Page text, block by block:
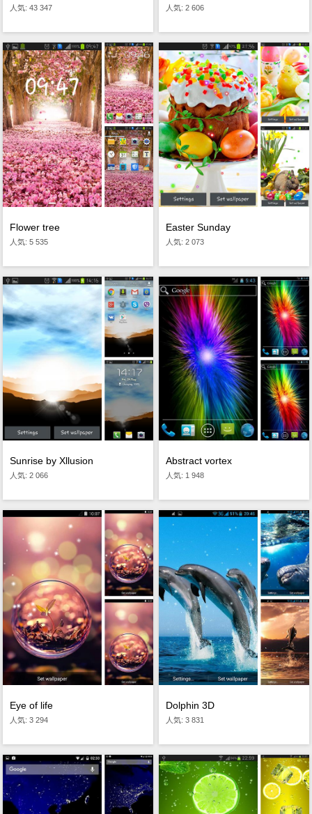
人気: 43 347 人気: 2 606
Flower tree
人気: 5 535
Easter Sunday
人気: 2 073
Sunrise by Xllusion
人気: 2 066
Abstract vortex
人気: 1 948
Eye of life
人気: 3 294
Dolphin 3D
人気: 3 831